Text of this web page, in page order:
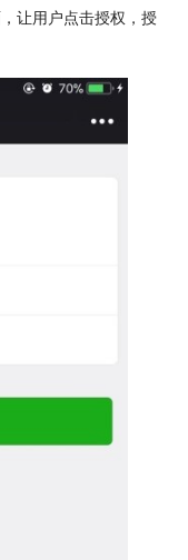
让用户点击授权，授